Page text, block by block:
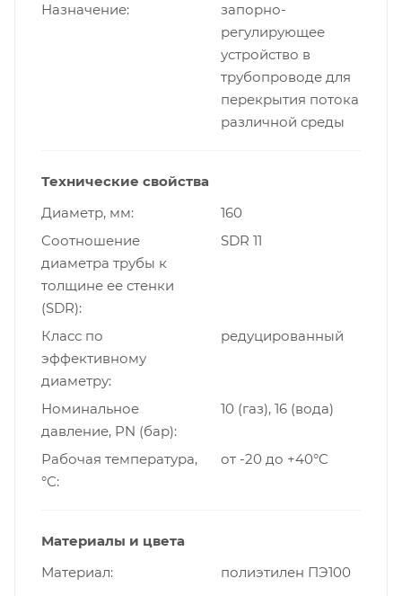
Назначение
запорно-
регулирующее
устройство в
трубопроводе для
перекрытия потока
различной среды
Технические свойства
Диаметр, мм
160
Cоотношение
диаметра трубы к
толщине ее стенки
(SDR)
SDR 11
Класс по
эффективному
диаметру
редуцированный
Номинальное
давление, PN (бар)
10 (газ), 16 (вода)
Рабочая температура,
°С
от -20 до +40°C
Материалы и цвета
Материал
полиэтилен ПЭ100